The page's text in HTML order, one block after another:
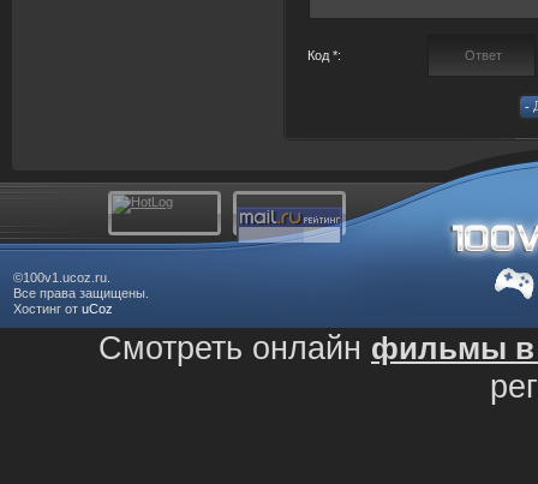
Код *:
©100v1.ucoz.ru.
Все права защищены.
Хостинг от uCoz
Смотреть онлайн фильмы в